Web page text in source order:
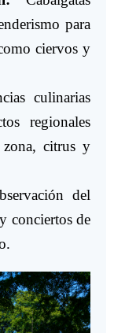
para
ciervos y
culinarias
regionales
citrus y
del
conciertos de